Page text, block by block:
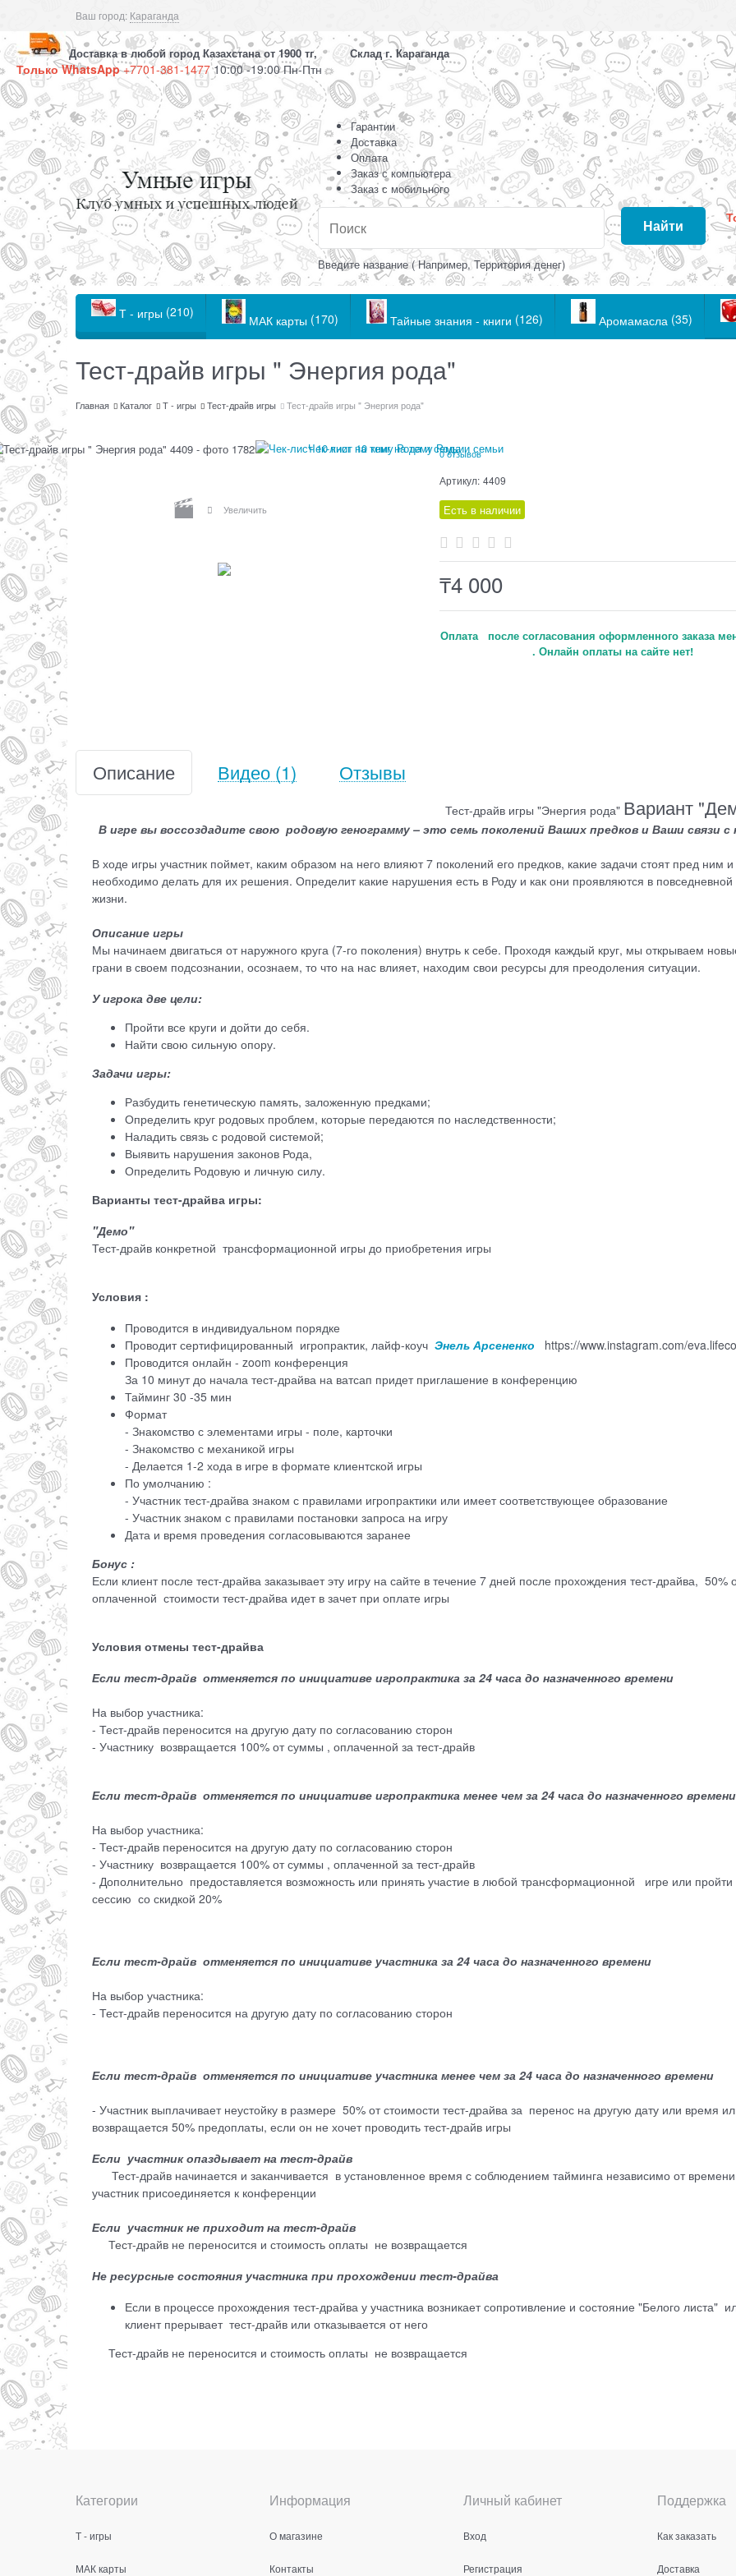
Ваш город: Караганда
Доставка в любой город Казахстана от 1900 тг, Склад г. Караганда
Только WhatsApp+7701-381-147710:00 -19:00 Пн-Птн
Гарантии
Доставка
Оплата
Заказ с компьютера
Заказ с мобильного
Найти
Введите название ( Например, Территория денег)
Т - игры (210)
МАК карты (170) Тайные знания - книги (126) Аромамасла (35)
Тест-драйв игры " Энергия рода"
Главная Каталог Т - игры Тест-драйв игры Тест-драйв игры " Энергия рода"
Чек-лист 10 книг на тему Рода и семьи
Увеличить
0 отзывов
Артикул: 4409
Есть в наличии
₸4 000
Оплата после согласования оформленного заказа
. Онлайн оплаты на сайте нет!
Описание Видео (1) Отзывы
Тест-драйв игры "Энергия рода" Вариант
В игре вы воссоздадите свою родовую генограмму – это семь поколений Ваших предков и Ваши связи с
В ходе игры участник поймет, каким образом на него влияют 7 поколений его предков, какие задачи стоят пред ним и
необходимо делать для их решения. Определит какие нарушения есть в Роду и как они проявляются в повседневной
жизни.
Описание игры
Мы начинаем двигаться от наружного круга (7-го поколения) внутрь к себе. Проходя каждый круг, мы открываем
грани в своем подсознании, осознаем, то что на нас влияет, находим свои ресурсы для преодоления ситуации.
У игрока две цели:
Пройти все круги и дойти до себя.
Найти свою сильную опору.
Задачи игры:
Разбудить генетическую память, заложенную предками;
Определить круг родовых проблем, которые передаются по наследственности;
Наладить связь с родовой системой;
Выявить нарушения законов Рода,
Определить Родовую и личную силу.
Варианты тест-драйва игры:
"Демо"
Тест-драйв конкретной трансформационной игры до приобретения игры
Условия :
Проводится в индивидуальном порядке
Проводит сертифицированный игропрактик, лайф-коуч Энель Арсененко
https://www.instagram.com/
Проводится онлайн - zoom конференция
За 10 минут до начала тест-драйва на ватсап придет приглашение в конференцию
Тайминг 30 -35 мин
Формат
- Знакомство с элементами игры - поле, карточки
- Знакомство с механикой игры
- Делается 1-2 хода в игре в формате клиентской игры
По умолчанию :
- Участник тест-драйва знаком с правилами игропрактики или имеет соответствующее образование
- Участник знаком с правилами постановки запроса на игру
Дата и время проведения согласовываются заранее
Бонус :
Если клиент после тест-драйва заказывает эту игру на сайте в течение 7 дней после прохождения тест-драйва, 50%
оплаченной стоимости тест-драйва идет в зачет при оплате игры
Условия отмены тест-драйва
Если тест-драйв отменяется по инициативе игропрактика за 24 часа до назначенного времени
На выбор участника:
- Тест-драйв переносится на другую дату по согласованию сторон
- Участнику возвращается 100% от суммы , оплаченной за тест-драйв
Если тест-драйв отменяется по инициативе игропрактика менее чем за 24 часа до назначенного времени
На выбор участника:
- Тест-драйв переносится на другую дату по согласованию сторон
- Участнику возвращается 100% от суммы , оплаченной за тест-драйв
- Дополнительно предоставляется возможность или принять участие в любой трансформационной игре или пройти
сессию со скидкой 20%
Если тест-драйв отменяется по инициативе участника за 24 часа до назначенного времени
На выбор участника:
- Тест-драйв переносится на другую дату по согласованию сторон
Если тест-драйв отменяется по инициативе участника менее чем за 24 часа до назначенного времени
- Участник выплачивает неустойку в размере 50% от стоимости тест-драйва за перенос на другую дату или время
возвращается 50% предоплаты, если он не хочет проводить тест-драйв игры
Если участник опаздывает на тест-драйв
Тест-драйв начинается и заканчивается в установленное время с соблюдением тайминга независимо от
участник присоединяется к конференции
Если участник не приходит на тест-драйв
Тест-драйв не переносится и стоимость оплаты не возвращается
Не ресурсные состояния участника при прохождении тест-драйва
Если в процессе прохождения тест-драйва у участника возникает сопротивление и состояние "Белого листа"
клиент прерывает тест-драйв или отказывается от него
Тест-драйв не переносится и стоимость оплаты не возвращается
Категории
Т - игры
МАК карты
Информация
О магазине
Контакты
Личный кабинет
Вход
Регистрация
Поддержка
Как заказать
Доставка